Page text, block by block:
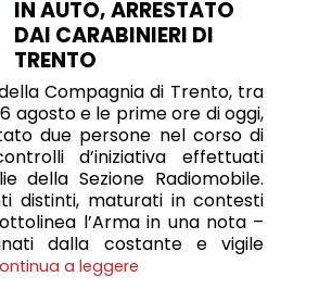
IN AUTO, ARRESTATO
DAI CARABINIERI DI
TRENTO
Compagnia di Trento, tra
agosto e le prime ore di oggi,
due persone nel corso di
d’iniziativa effettuati
della Sezione Radiomobile.
distinti, maturati in contesti
l’Arma in una nota –
dalla costante e vigile
a leggere